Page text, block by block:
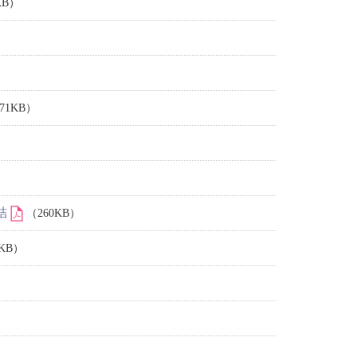
）
71KB）
（260KB）
）